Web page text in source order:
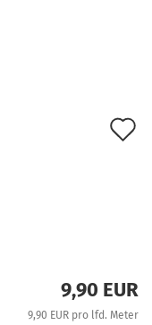
9,90 EUR
9,90 EUR pro lfd. Meter